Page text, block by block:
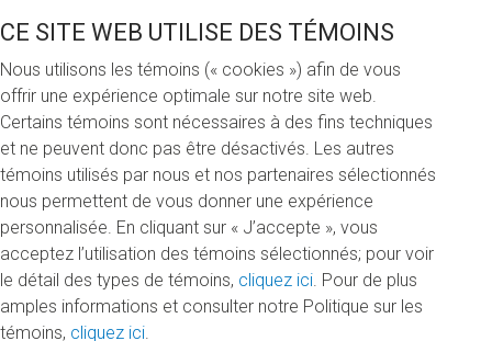
Voici les projets en cours
Il n'y a aucune campagne active présentement
ENVIE DE DÉMARRER VOTRE
CAMPAGNE?
CE SITE WEB UTILISE DES TÉMOINS
Nous utilisons les témoins (« cookies ») afin de vous
offrir une expérience optimale sur notre site web.
Certains témoins sont nécessaires à des fins techniques
et ne peuvent donc pas être désactivés. Les autres
témoins utilisés par nous et nos partenaires sélectionnés
nous permettent de vous donner une expérience
personnalisée. En cliquant sur « J’accepte », vous
acceptez l’utilisation des témoins sélectionnés; pour voir
le détail des types de témoins, cliquez ici. Pour de plus
amples informations et consulter notre Politique sur les
témoins, cliquez ici.